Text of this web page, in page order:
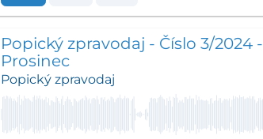
Popický zpravodaj - Číslo 3/2024 -
Prosinec
Popický zpravodaj